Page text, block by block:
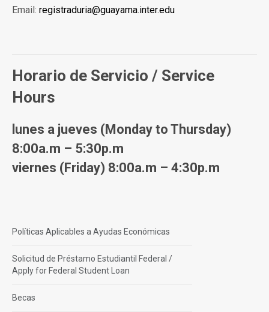
Email: registraduria@guayama.inter.edu
Horario de Servicio / Service
Hours
lunes a jueves (Monday to Thursday)
8:00a.m – 5:30p.m
viernes (Friday) 8:00a.m – 4:30p.m
Políticas Aplicables a Ayudas Económicas
Solicitud de Préstamo Estudiantil Federal /
Apply for Federal Student Loan
Becas